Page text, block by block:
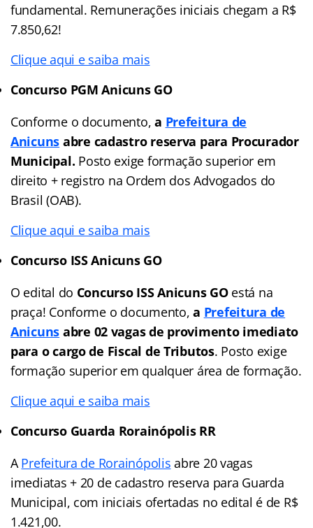
fundamental. Remunerações iniciais chegam a R$
7.850,62!
Clique aqui e saiba mais
Concurso PGM Anicuns GO
Conforme o documento,a Prefeitura de
Anicuns abre cadastro reserva para Procurador
Municipal. Posto exige formação superior em
direito + registro na Ordem dos Advogados do
Brasil (OAB).
Clique aqui e saiba mais
Concurso ISS Anicuns GO
O edital do Concurso ISS Anicuns GOestá na
praça! Conforme o documento,a Prefeitura de
Anicuns abre 02 vagas de provimento imediato
para o cargo de Fiscal de Tributos. Posto exige
formação superior em qualquer área de formação.
Clique aqui e saiba mais
Concurso Guarda Rorainópolis RR
APrefeitura de Rorainópolis abre 20 vagas
imediatas + 20 de cadastro reserva para Guarda
Municipal, com iniciais ofertadas no edital é de R$
1.421,00.